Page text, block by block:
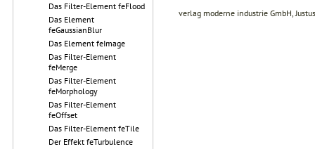
Das Filter-Element feFlood
Das Element
feGaussianBlur
Das Element feImage
Das Filter-Element
feMerge
Das Filter-Element
feMorphology
Das Filter-Element
feOffset
Das Filter-Element feTile
Der Effekt feTurbulence
verlag moderne industrie GmbH,